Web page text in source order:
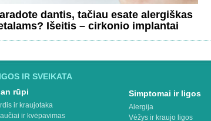
dantis, tačiau esate alergiškas
Išeitis – cirkonio implantai
IR SVEIKATA
rūpi
ir kraujotaka
ir kvėpavimas
Simptomai ir ligos
Alergija
Vėžys ir kraujo ligos